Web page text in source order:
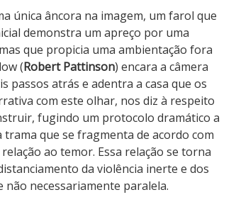
única âncora na imagem, um farol que
demonstra um apreço por uma
que propicia uma ambientação fora
(Robert Pattinson) encara a câmera
passos atrás e adentra a casa que os
com este olhar, nos diz à respeito
fugindo um protocolo dramático a
que se fragmenta de acordo com
ao temor. Essa relação se torna
da violência inerte e dos
não necessariamente paralela.